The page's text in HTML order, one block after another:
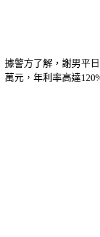
據警方了解，謝男平
萬元，年利率高達